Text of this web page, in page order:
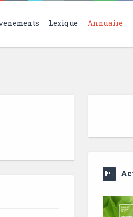
Lexique Annuaire